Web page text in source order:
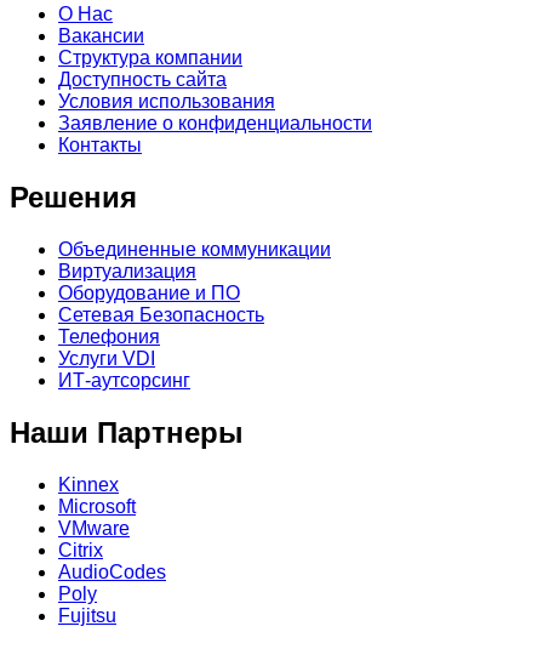
О Нас
Вакансии
Структура компании
Доступность сайта
Условия использования
Заявление о конфиденциальности
Контакты
Решения
Объединенные коммуникации
Виртуализация
Оборудование и ПО
Сетевая Безопасность
Телефония
Услуги VDI
ИТ-аутсорсинг
Наши Партнеры
Kinnex
Microsoft
VMware
Citrix
AudioCodes
Poly
Fujitsu